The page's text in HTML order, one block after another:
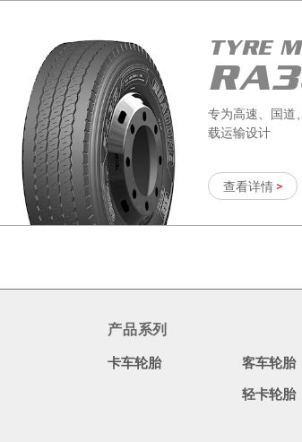
TYRE
专为高速、国道
载运输设计
查看详情 >
TYRE
专为高强超载、
辆设计，适合
产品系列
卡车轮胎
客车轮胎
轻卡轮胎